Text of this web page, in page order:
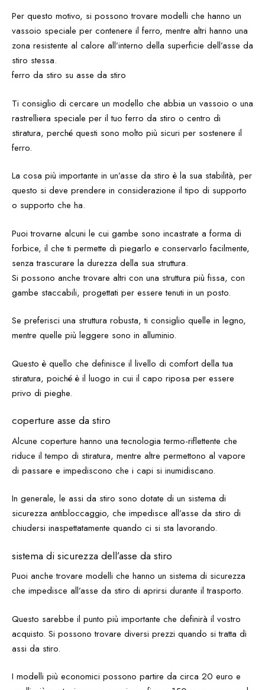
Per questo motivo, si possono trovare modelli che hanno un
vassoio speciale per contenere il ferro, mentre altri hanno una
zona resistente al calore all’interno della superficie dell’asse da
stiro stessa.
ferro da stiro su asse da stiro
Ti consiglio di cercare un modello che abbia un vassoio o una
rastrelliera speciale per il tuo ferro da stiro o centro di
stiratura, perché questi sono molto più sicuri per sostenere il
ferro.
La cosa più importante in un’asse da stiro è la sua stabilità, per
questo si deve prendere in considerazione il tipo di supporto
o supporto che ha.
Puoi trovarne alcuni le cui gambe sono incastrate a forma di
forbice, il che ti permette di piegarlo e conservarlo facilmente,
senza trascurare la durezza della sua struttura.
Si possono anche trovare altri con una struttura più fissa, con
gambe staccabili, progettati per essere tenuti in un posto.
Se preferisci una struttura robusta, ti consiglio quelle in legno,
mentre quelle più leggere sono in alluminio.
Questo è quello che definisce il livello di comfort della tua
stiratura, poiché è il luogo in cui il capo riposa per essere
privo di pieghe.
coperture asse da stiro
Alcune coperture hanno una tecnologia termo-riflettente che
riduce il tempo di stiratura, mentre altre permettono al vapore
di passare e impediscono che i capi si inumidiscano.
In generale, le assi da stiro sono dotate di un sistema di
sicurezza antibloccaggio, che impedisce all’asse da stiro di
chiudersi inaspettatamente quando ci si sta lavorando.
sistema di sicurezza dell’asse da stiro
Puoi anche trovare modelli che hanno un sistema di sicurezza
che impedisce all’asse da stiro di aprirsi durante il trasporto.
Questo sarebbe il punto più importante che definirà il vostro
acquisto. Si possono trovare diversi prezzi quando si tratta di
assi da stiro.
I modelli più economici possono partire da circa 20 euro e